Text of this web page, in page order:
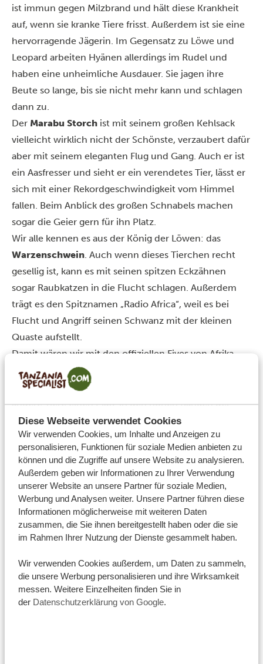
Diese Webseite verwendet Cookies
Wir verwenden Cookies, um Inhalte und Anzeigen zu
personalisieren, Funktionen für soziale Medien anbieten zu
können und die Zugriffe auf unsere Website zu analysieren.
Außerdem geben wir Informationen zu Ihrer Verwendung
unserer Website an unsere Partner für soziale Medien,
Werbung und Analysen weiter. Unsere Partner führen diese
Informationen möglicherweise mit weiteren Daten
zusammen, die Sie ihnen bereitgestellt haben oder die sie
im Rahmen Ihrer Nutzung der Dienste gesammelt haben.
Wir verwenden Cookies außerdem, um Daten zu sammeln,
die unsere Werbung personalisieren und ihre Wirksamkeit
messen. Weitere Einzelheiten finden Sie in
der Datenschutzerklärung von Google.
ist immun gegen Milzbrand und hält diese Krankheit
auf, wenn sie kranke Tiere frisst. Außerdem ist sie eine
hervorragende Jägerin. Im Gegensatz zu Löwe und
Leopard arbeiten Hyänen allerdings im Rudel und
haben eine unheimliche Ausdauer. Sie jagen ihre
Beute so lange, bis sie nicht mehr kann und schlagen
dann zu.
Der Marabu Storch ist mit seinem großen Kehlsack
vielleicht wirklich nicht der Schönste, verzaubert dafür
aber mit seinem eleganten Flug und Gang. Auch er ist
ein Aasfresser und sieht er ein verendetes Tier, lässt er
sich mit einer Rekordgeschwindigkeit vom Himmel
fallen. Beim Anblick des großen Schnabels machen
sogar die Geier gern für ihn Platz.
Wir alle kennen es aus der König der Löwen: das
Warzenschwein . Auch wenn dieses Tierchen recht
gesellig ist, kann es mit seinen spitzen Eckzähnen
sogar Raubkatzen in die Flucht schlagen. Außerdem
trägt es den Spitznamen „Radio Africa“, weil es bei
Flucht und Angriff seinen Schwanz mit der kleinen
Quaste aufstellt.
Damit wären wir mit den offiziellen Fives von Afrika
schon am Ende. Da unsere Kreativität aber keine
Grenzen kennt und wir der Meinung sind, dass auch
andere Tiere einen Platz in den hohen Rängen der
auserwählten Fives verdient haben, haben wir hier
noch zwei weitere Kategorien für Sie – kurz und
knackig. Viel Spaß 😉
Die Smart Five
Sie sind klug, gewieft und lernen unheimlich schnell:
Diese animalischen Bewohner Afrikas stechen mit ihrer
Intelligenz aus der Masse heraus.
der Nase weg.Afrikanische Wildhundeversorgen die
jungen, alten und kranken Tiere ihres Rudels mit
Nahrung und zählen mit einer Erfolgsquote von über